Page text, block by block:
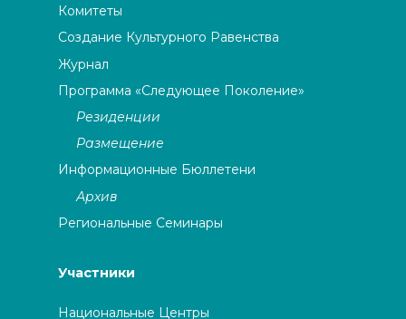
Комитеты
Создание Культурного Равенства
Журнал
Программа «Следующее Поколение»
Резиденции
Размещение
Информационные Бюллетени
Архив
Региональные Семинары
Участники
Национальные Центры